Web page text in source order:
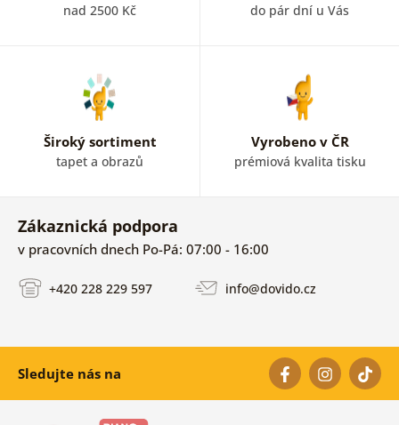
nad 2500 Kč do pár dní u Vás
Široký sortiment
tapet a obrazů
Vyrobeno v ČR
prémiová kvalita tisku
Zákaznická podpora
v pracovních dnech Po-Pá: 07:00 - 16:00
+420 228 229 597 info@dovido.cz
Sledujte nás na